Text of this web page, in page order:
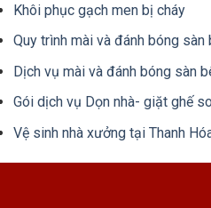
Khôi phục gạch men bị cháy
Quy trình mài và đánh bóng
Dịch vụ mài và đánh bóng sàn
Gói dịch vụ Dọn nhà- giặt ghế
Vệ sinh nhà xưởng tại Thanh